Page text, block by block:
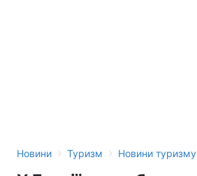
Новини › Туризм › Новини туризму